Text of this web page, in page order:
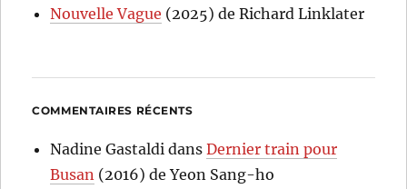
Nouvelle Vague (2025) de Richard Linklater
COMMENTAIRES RÉCENTS
Nadine Gastaldi dansDernier train pour
Busan (2016) de Yeon Sang-ho